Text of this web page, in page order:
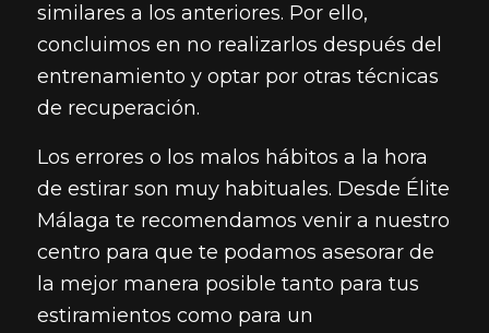
similares a los anteriores. Por ello,
concluimos en no realizarlos después del
entrenamiento y optar por otras técnicas
de recuperación.
Los errores o los malos hábitos a la hora
de estirar son muy habituales. Desde Élite
Málaga te recomendamos venir a nuestro
centro para que te podamos asesorar de
la mejor manera posible tanto para tus
estiramientos como para un